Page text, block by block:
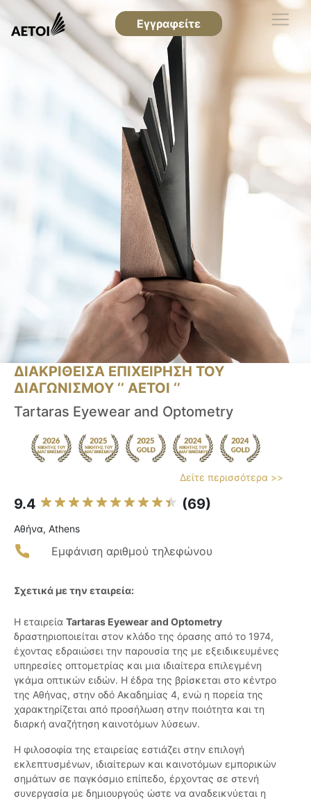
Εγγραφείτε
ΔΙΑΚΡΙΘΕΙΣΑ ΕΠΙΧΕΙΡΗΣΗ ΤΟΥ
ΔΙΑΓΩΝΙΣΜΟΥ ‘’ ΑΕΤΟΙ ‘’
Tartaras Eyewear and Optometry
Δείτε περισσότερα >>
9.4 (69)
Αθήνα, Athens
Εμφάνιση αριθμού τηλεφώνου
Σχετικά με την εταιρεία:
Η εταιρεία Tartaras Eyewear and Optometry
δραστηριοποιείται στον κλάδο της όρασης από το 1974,
έχοντας εδραιώσει την παρουσία της με εξειδικευμένες
υπηρεσίες οπτομετρίας και μια ιδιαίτερα επιλεγμένη
γκάμα οπτικών ειδών. Η έδρα της βρίσκεται στο κέντρο
της Αθήνας, στην οδό Ακαδημίας 4, ενώ η πορεία της
χαρακτηρίζεται από προσήλωση στην ποιότητα και τη
διαρκή αναζήτηση καινοτόμων λύσεων.
Η φιλοσοφία της εταιρείας εστιάζει στην επιλογή
εκλεπτυσμένων, ιδιαίτερων και καινοτόμων εμπορικών
σημάτων σε παγκόσμιο επίπεδο, έρχοντας σε στενή
συνεργασία με δημιουργούς ώστε να αναδεικνύεται η